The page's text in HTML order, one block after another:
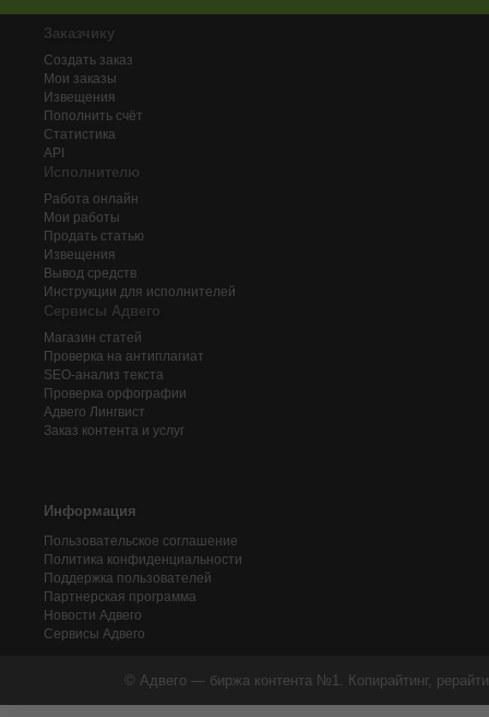
Заказчику
Создать заказ
Мои заказы
Извещения
Пополнить счёт
Статистика
API
Исполнителю
Работа онлайн
Мои работы
Продать статью
Извещения
Вывод средств
Инструкции для исполнителей
Сервисы Адвего
Магазин статей
Проверка на антиплагиат
SEO-анализ текста
Проверка орфографии
Адвего Лингвист
Заказ контента и услуг
Информация
Пользовательское соглашение
Политика конфиденциальности
Поддержка пользователей
Партнерская программа
Новости Адвего
Сервисы Адвего
© Адвего — биржа контента №1. Копирайтинг,